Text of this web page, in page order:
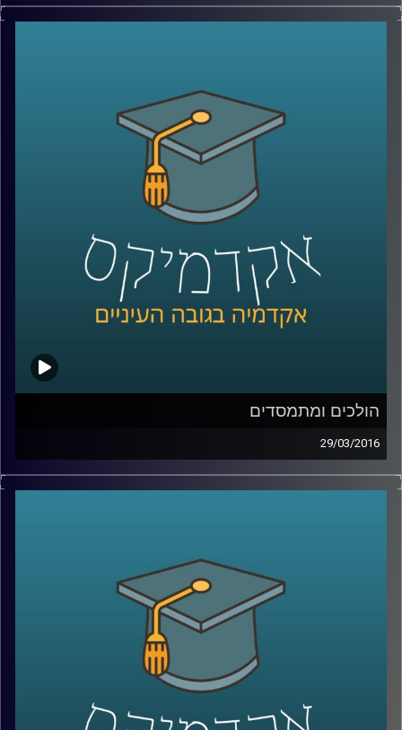
אוהבים ביקורת? ביקורתיים כלפי עצמכם או
פרופסור תמר שגיא חוקרת יחסים בין קבוצות,
והפעם מתמקדת בשאלת השפעתה של ביקורת
על הקבוצה המבקרת, על הקבוצה המבוקרת
ועל קבוצות חיצוניות לסכסוך .
AudioVersity
הולכים ומתמסדים
29/03/2016
ראש החוג למדיניות ציבורית באוניברסיטת תל
בה, ובעצם על חיי היומיום של כולנו: בריאות,
חינוך, פנסיה, דיור, אבטלה. שני תחומי ענק
מעניינים המושפעים משינויים במבנה המוסדי
הם מעמד הביניים ואנרגיות מתחדשות
AudioVersity